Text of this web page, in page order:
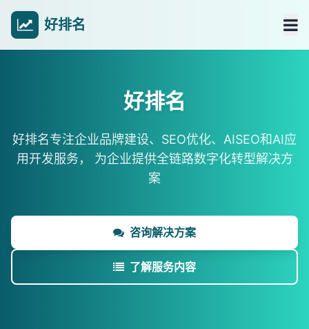
好排名
好排名
好排名专注企业品牌建设、SEO优化、AISEO和AI应
用开发服务，
为企业提供全链路数字化转型解决方
案
咨询解决方案
了解服务内容